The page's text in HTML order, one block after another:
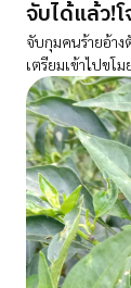
จับได้แล้ว!
จับกุมคนร้ายอ้าง
เตรียมเข้าไปขโ